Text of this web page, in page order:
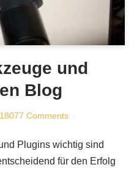
und
Blog
18077 Comments
Plugins wichtig sind
für den Erfolg